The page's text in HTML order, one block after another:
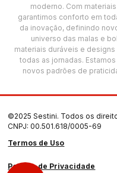
moderno. Com
garantimos conforto em
da inovação, definindo
universo das malas e
materiais duráveis e
todas as jornadas.
novos padrões de
©2025 Sestini. Todos os
CNPJ: 00.501.618/0005-69
Termos de Uso
Política de Privacidade